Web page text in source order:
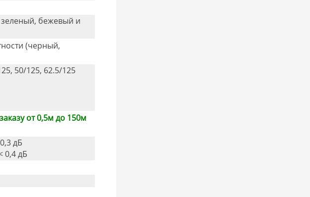
бежевый и
(черный,
50/125, 62.5/125
от 0,5м до 150м
дБ
0,4 дБ